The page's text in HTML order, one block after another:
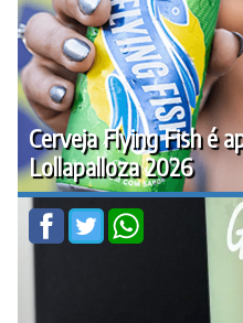
Cerveja Flying Fish é
Lollapalloza 2026